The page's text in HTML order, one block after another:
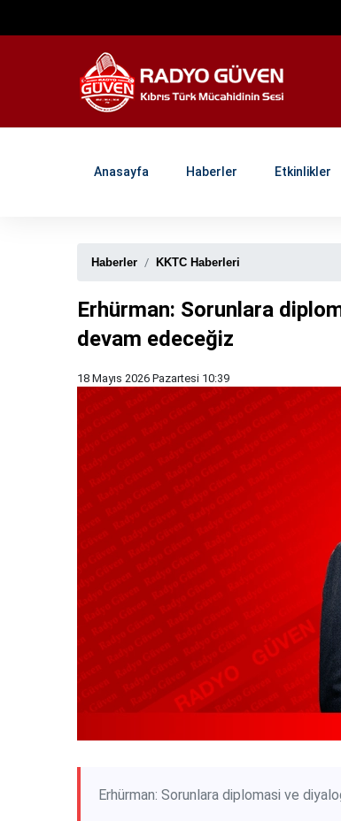
Anasayfa Haberler Etkinlikler
Haberler KKTC Haberleri
Erhürman: Sorunlara
devam edeceğiz
18 Mayıs 2026 Pazartesi 10:39
Erhürman: Sorunlara diplomasi ve